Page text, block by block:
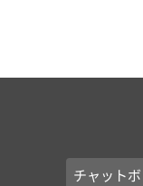
チャット